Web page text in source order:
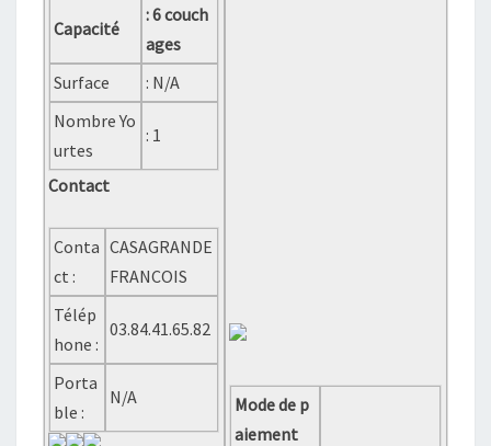
Capacité
: 6 couch
ages
Surface
: N/A
Nombre Yo
urtes
: 1
Contact
Conta
ct :
CASAGRANDE
FRANCOIS
Télép
hone :
03.84.41.65.82
Porta
ble :
N/A
Mode de p
aiement